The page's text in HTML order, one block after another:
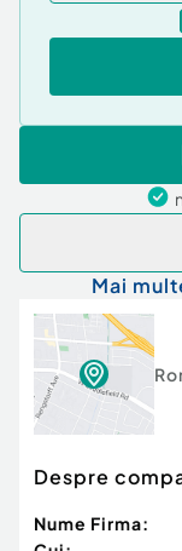
Mai
Despre
Nume Firma: